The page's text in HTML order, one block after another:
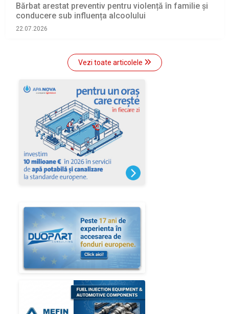
Bărbat arestat preventiv pentru violență în familie și
conducere sub influența alcoolului
22.07.2026
Vezi toate articolele